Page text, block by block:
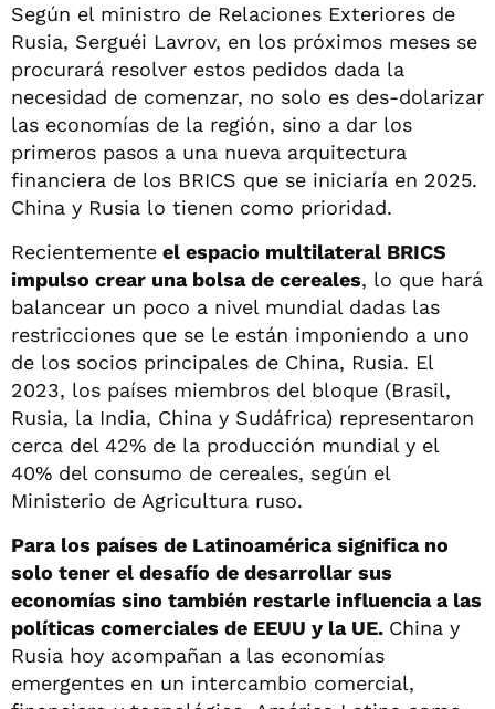
Según el ministro de Relaciones Exteriores de
Rusia, Serguéi Lavrov, en los próximos meses se
procurará resolver estos pedidos dada la
necesidad de comenzar, no solo es des-dolarizar
las economías de la región, sino a dar los
primeros pasos a una nueva arquitectura
financiera de los BRICS que se iniciaría en 2025.
China y Rusia lo tienen como prioridad.
Recientemente el espacio multilateral BRICS
impulso crear una bolsa de cereales, lo que hará
balancear un poco a nivel mundial dadas las
restricciones que se le están imponiendo a uno
de los socios principales de China, Rusia. El
2023, los países miembros del bloque (Brasil,
Rusia, la India, China y Sudáfrica) representaron
cerca del 42% de la producción mundial y el
40% del consumo de cereales, según el
Ministerio de Agricultura ruso.
Para los países de Latinoamérica significa no
solo tener el desafío de desarrollar sus
economías sino también restarle influencia a las
políticas comerciales de EEUU y la UE. China y
Rusia hoy acompañan a las economías
emergentes en un intercambio comercial,